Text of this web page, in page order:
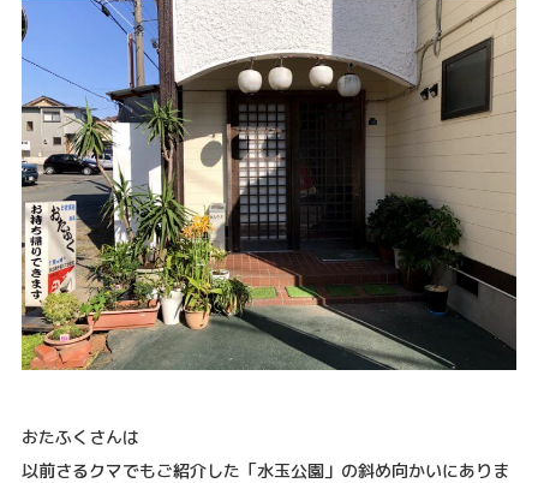
おたふくさんは
以前さるクマでもご紹介した「水玉公園」の斜め向かいにありま